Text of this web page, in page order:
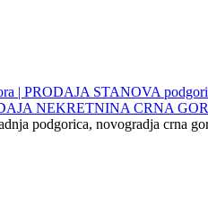
| PRODAJA STANOVA
NEKRETNINA CRNA
podgorica, novogradja crna